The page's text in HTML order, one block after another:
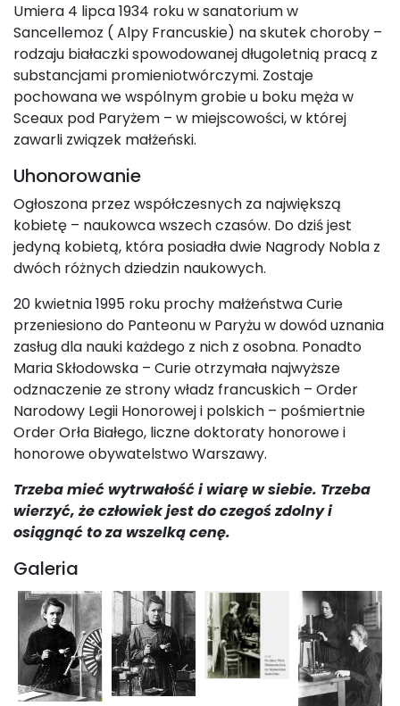
Umiera 4 lipca 1934 roku w sanatorium w
Sancellemoz ( Alpy Francuskie) na skutek choroby –
rodzaju białaczki spowodowanej długoletnią pracą z
substancjami promieniotwórczymi. Zostaje
pochowana we wspólnym grobie u boku męża w
Sceaux pod Paryżem – w miejscowości, w której
zawarli związek małżeński.
Uhonorowanie
Ogłoszona przez współczesnych za największą
kobietę – naukowca wszech czasów. Do dziś jest
jedyną kobietą, która posiadła dwie Nagrody Nobla z
dwóch różnych dziedzin naukowych.
20 kwietnia 1995 roku prochy małżeństwa Curie
przeniesiono do Panteonu w Paryżu w dowód uznania
zasług dla nauki każdego z nich z osobna. Ponadto
Maria Skłodowska – Curie otrzymała najwyższe
odznaczenie ze strony władz francuskich – Order
Narodowy Legii Honorowej i polskich – pośmiertnie
Order Orła Białego, liczne doktoraty honorowe i
honorowe obywatelstwo Warszawy.
Trzeba mieć wytrwałość i wiarę w siebie. Trzeba
wierzyć, że człowiek jest do czegoś zdolny i
osiągnąć to za wszelką cenę.
Galeria